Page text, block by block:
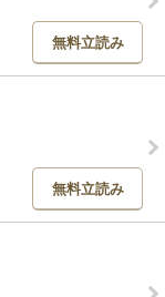
無料立読み
無料立読み